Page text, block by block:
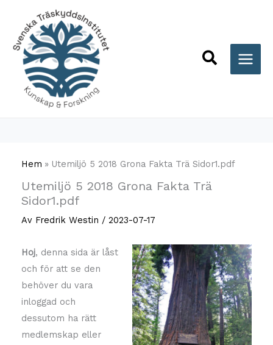
innehåll
Sök
Hem Utemiljö 5 2018 Grona Fakta Trä Sidor1.pdf
Utemiljö 5 2018 Grona Fakta Trä
Sidor1.pdf
Av Fredrik Westin / 2023-07-17
Hoj, denna sida är låst
och för att se den
behöver du vara
inloggad och
dessutom ha rätt
medlemskap eller